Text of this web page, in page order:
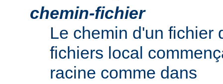
chemin-fichier
Le chemin d'un fichier
fichiers local
racine comme dans